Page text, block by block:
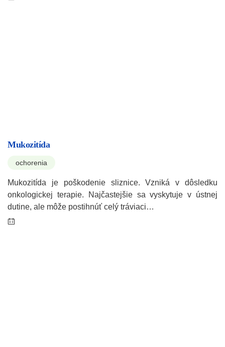
Mukozitída
ochorenia
Mukozitída je poškodenie sliznice. Vzniká v dôsledku
onkologickej terapie. Najčastejšie sa vyskytuje v ústnej
dutine, ale môže postihnúť celý tráviaci…